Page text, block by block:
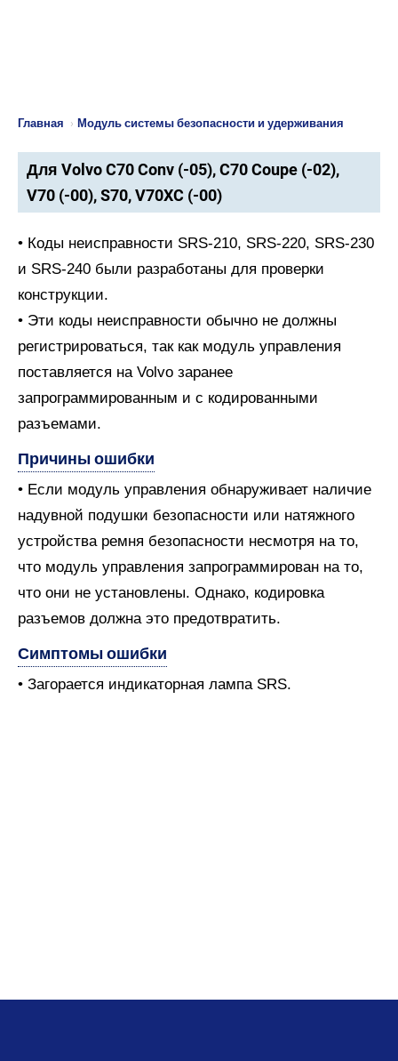
Главная › Модуль системы безопасности и удерживания
Для Volvo C70 Conv (-05), C70 Coupe (-02),
V70 (-00), S70, V70XC (-00)
• Коды неисправности SRS-210, SRS-220, SRS-230
и SRS-240 были разработаны для проверки
конструкции.
• Эти коды неисправности обычно не должны
регистрироваться, так как модуль управления
поставляется на Volvo заранее
запрограммированным и с кодированными
разъемами.
Причины ошибки
• Если модуль управления обнаруживает наличие
надувной подушки безопасности или натяжного
устройства ремня безопасности несмотря на то,
что модуль управления запрограммирован на то,
что они не установлены. Однако, кодировка
разъемов должна это предотвратить.
Симптомы ошибки
• Загорается индикаторная лампа SRS.